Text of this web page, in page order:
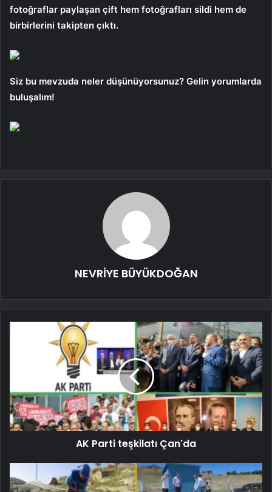
fotoğraflar paylaşan çift hem fotoğrafları sildi hem de
birbirlerini takipten çıktı.
Siz bu mevzuda neler düşünüyorsunuz? Gelin yorumlarda
buluşalım!
NEVRİYE BÜYÜKDOĞAN
AK Parti teşkilatı Çan'da